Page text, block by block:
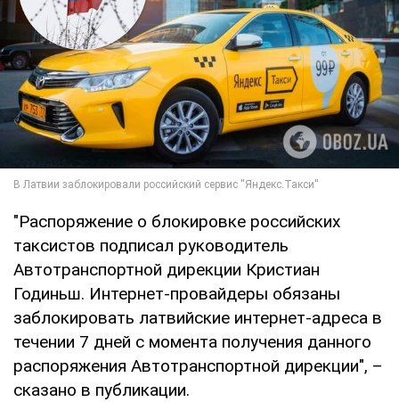
"Распоряжение о блокировке российских
таксистов подписал руководитель
Автотранспортной дирекции Кристиан
Годиньш. Интернет-провайдеры обязаны
заблокировать латвийские интернет-адреса в
течении 7 дней с момента получения данного
распоряжения Автотранспортной дирекции", –
сказано в публикации.